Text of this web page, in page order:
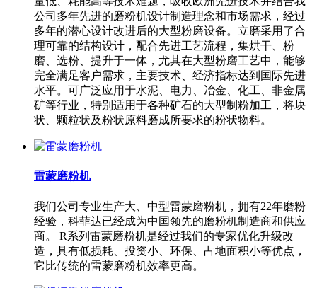
公司多年先进的磨粉机设计制造理念和市场需求，经过
多年的潜心设计改进后的大型粉磨设备。立磨采用了合
理可靠的结构设计，配合先进工艺流程，集烘干、粉
磨、选粉、提升于一体，尤其在大型粉磨工艺中，能够
完全满足客户需求，主要技术、经济指标达到国际先进
水平。可广泛应用于水泥、电力、冶金、化工、非金属
矿等行业，特别适用于各种矿石的大型制粉加工，将块
状、颗粒状及粉状原料磨成所要求的粉状物料。
雷蒙磨粉机
我们公司专业生产大、中型雷蒙磨粉机，拥有22年磨粉
经验，科菲达已经成为中国领先的磨粉机制造商和供应
商。 R系列雷蒙磨粉机是经过我们的专家优化升级改
造，具有低损耗、投资小、环保、占地面积小等优点，
它比传统的雷蒙磨粉机效率更高。